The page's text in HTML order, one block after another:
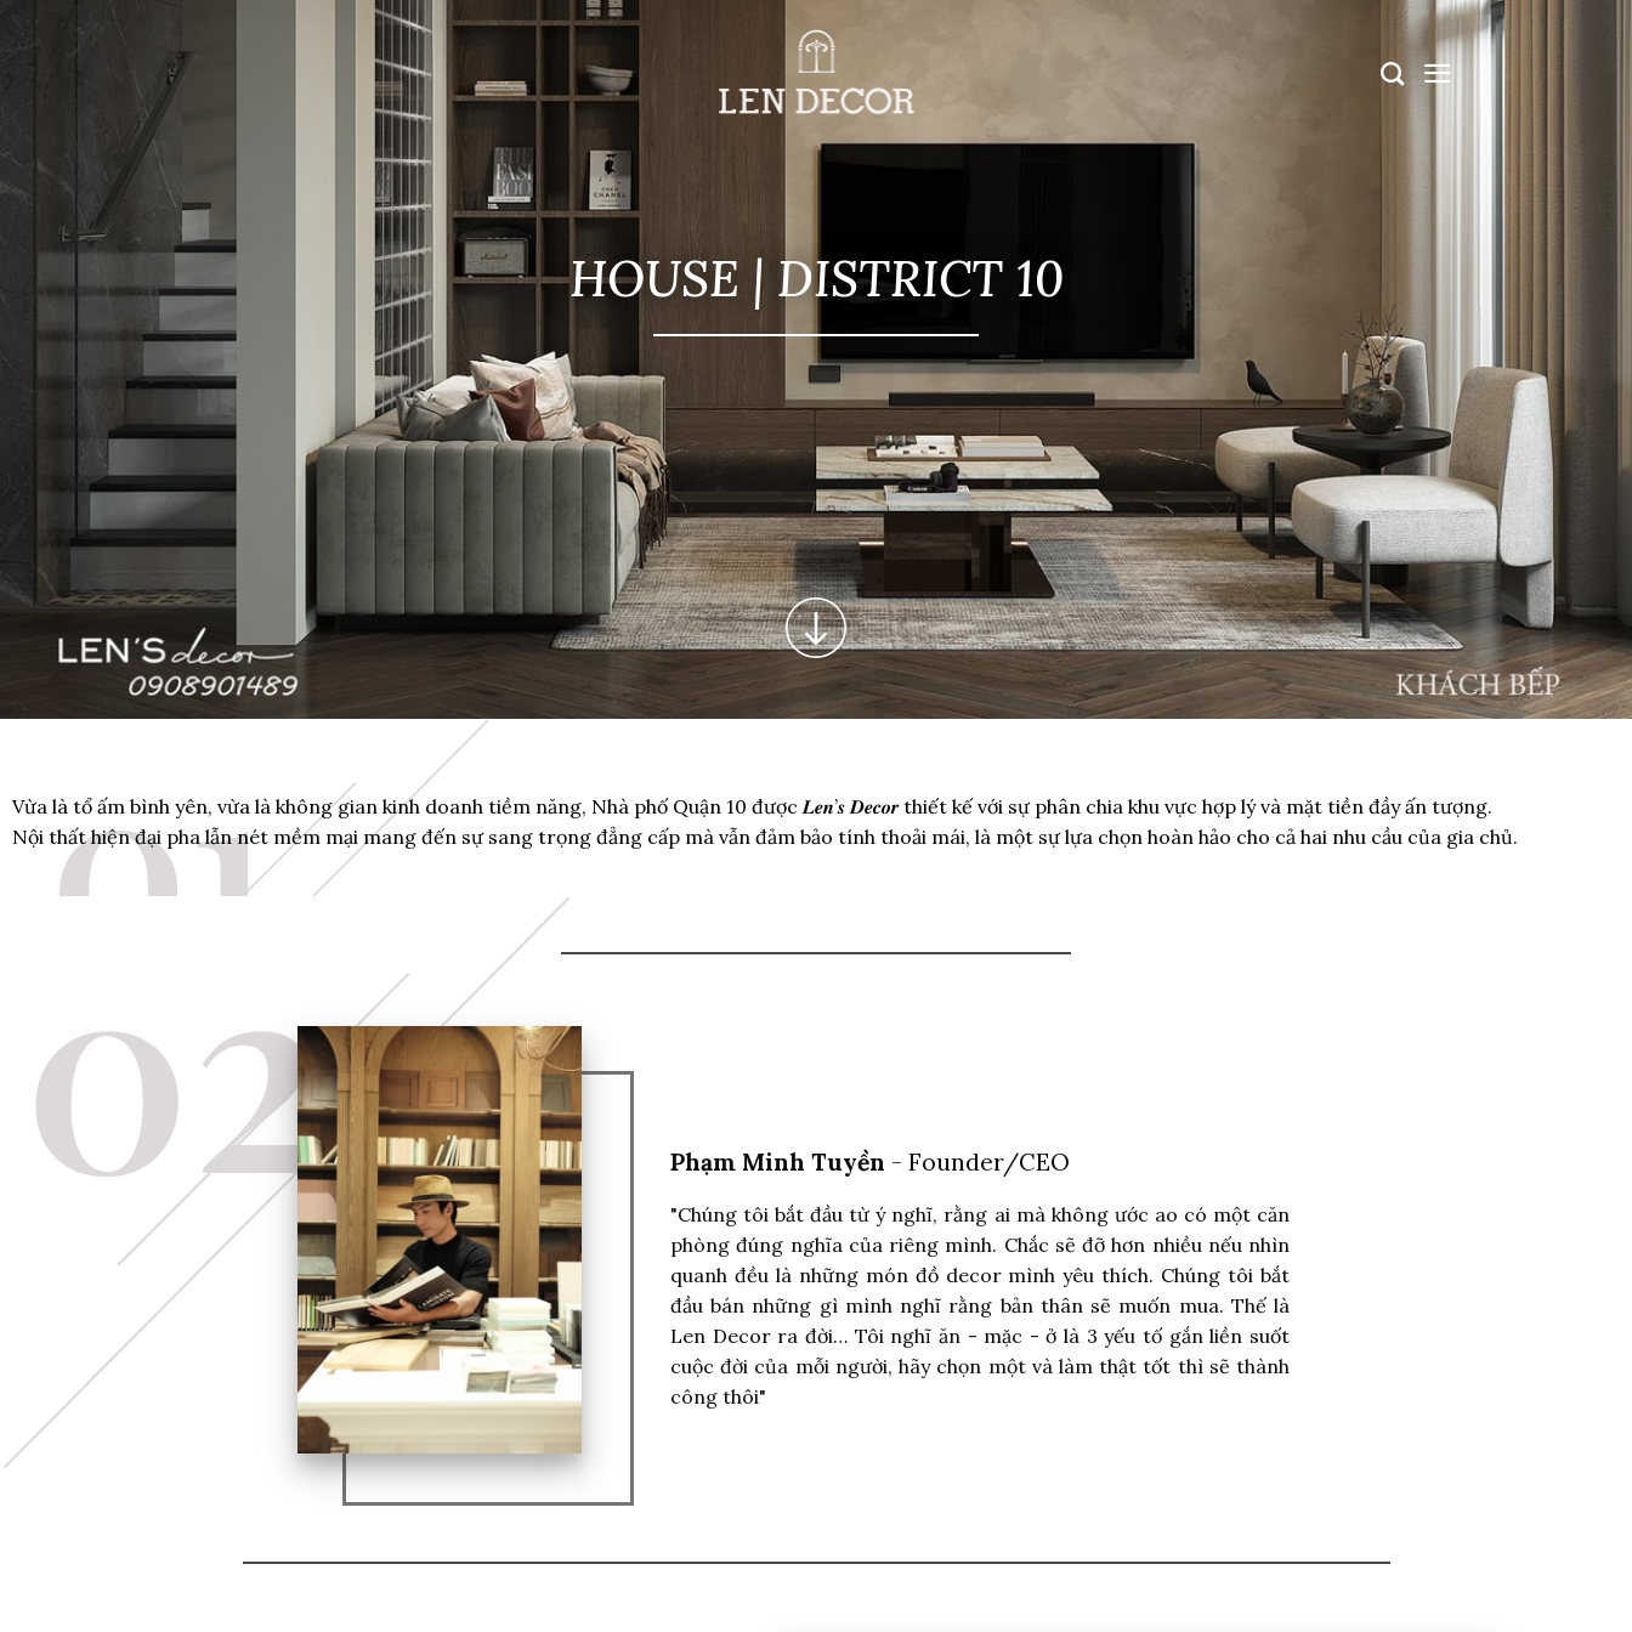
HOUSE | DISTRICT 10
Vừa là tổ ấm bình yên, vừa là không gian kinh doanh tiềm năng, Nhà phố Quận 10 được 𝑳𝒆𝒏’𝒔 𝑫𝒆𝒄𝒐𝒓 thiết kế với sự phân chia khu vực hợp lý và mặt tiền đầy ấn tượng.
Nội thất hiện đại pha lẫn nét mềm mại mang đến sự sang trọng đẳng cấp mà vẫn đảm bảo tính thoải mái, là một sự lựa chọn hoàn hảo cho cả hai nhu cầu của gia chủ.
Phạm Minh Tuyền - Founder/CEO
"Chúng tôi bắt đầu từ ý nghĩ, rằng ai mà không ước ao có một căn
phòng đúng nghĩa của riêng mình. Chắc sẽ đỡ hơn nhiều nếu nhìn
quanh đều là những món đồ decor mình yêu thích. Chúng tôi bắt
đầu bán những gì mình nghĩ rằng bản thân sẽ muốn mua. Thế là
Len Decor ra đời… Tôi nghĩ ăn - mặc - ở là 3 yếu tố gắn liền suốt
cuộc đời của mỗi người, hãy chọn một và làm thật tốt thì sẽ thành
công thôi"